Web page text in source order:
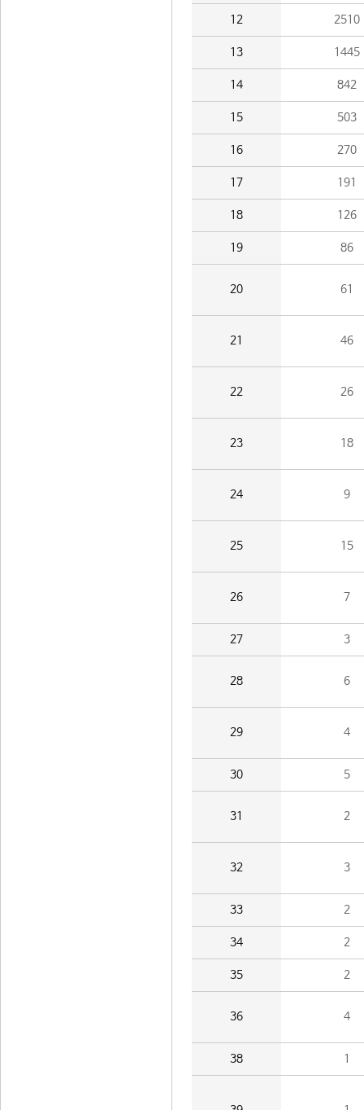
12 2510
13 1445
14 842
15 503
16 270
17 191
18 126
19 86
20 61
21 46
22 26
23 18
24 9
25 15
26 7
27 3
28 6
29 4
30 5
31 2
32 3
33 2
34 2
35 2
36 4
38 1